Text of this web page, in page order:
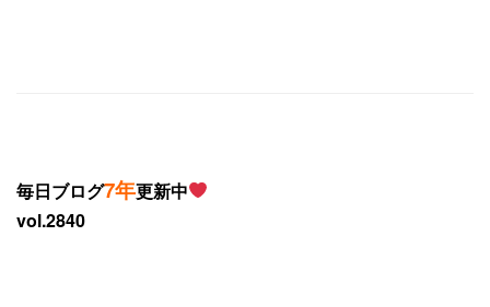
毎日ブログ7年更新中
vol.2840